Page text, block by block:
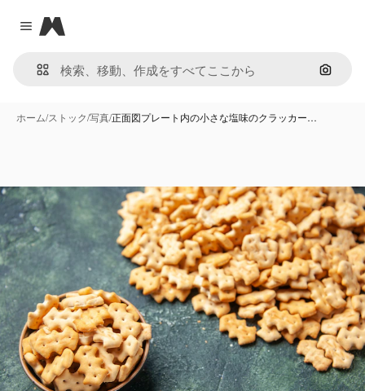
Close menu
Magnific
画像で
ホーム/ストック/写真/正面図プレート内の小さな塩味のクラッカー…